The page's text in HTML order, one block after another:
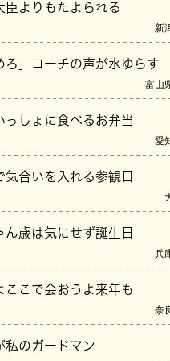
臣よりもたよられる
新
ろ」コーチの声が水ゆらす
富
っしょに食べるお弁当
愛
気合いを入れる参観日
ん歳は気にせず誕生日
兵
ここで会おうよ来年も
奈
私のガードマン